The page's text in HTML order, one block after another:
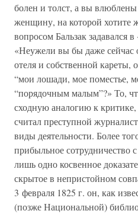
болен и толст, а вы
женщину, на которой хотите
вопросом Бальзак задавался
«Неужели вы бы даже сейчас
отеля и собственной кареты,
“мои лошади, мое поместье,
“порядочным малым”?» То,
сходную аналогию к
считал преступной
виды деятельности. Более
прибыльное сотрудничество
лишь одно косвенное
скрытое в непристойном
3 февраля 1825 г. он, как
(позже Национальной)